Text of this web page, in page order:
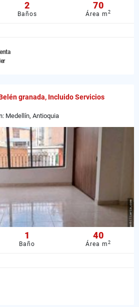
2
Baños
70
Área m2
granada, Incluido Servicios
Medellín, Antioquia
1
Baño
40
Área m2